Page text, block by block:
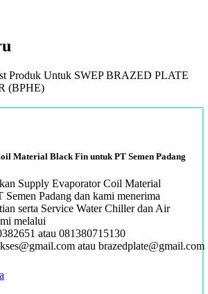
Produk Untuk SWEP BRAZED PLATE
(BPHE)
Material Black Fin untuk PT Semen Padang
Supply Evaporator Coil Material
Padang dan kami menerima
serta Service Water Chiller dan Air
melalui
atau 081380715130
atau brazedplate@gmail.com